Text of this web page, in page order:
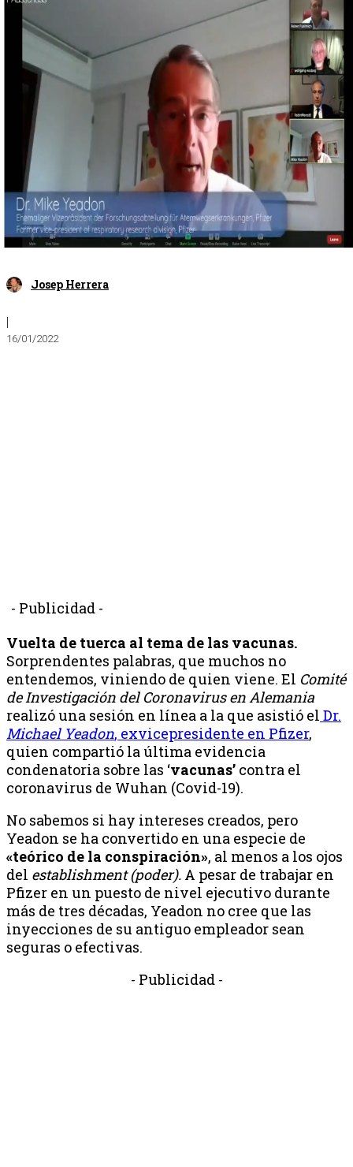
Josep Herrera
|
16/01/2022
- Publicidad -
Vuelta de tuerca al tema de las vacunas.
Sorprendentes palabras, que muchos no
entendemos, viniendo de quien viene. El Comité
de Investigación del Coronavirus en Alemania
realizó una sesión en línea a la que asistió el Dr.
Michael Yeadon, exvicepresidente en Pfizer,
quien compartió la última evidencia
condenatoria sobre las ‘vacunas’ contra el
coronavirus de Wuhan (Covid-19).
No sabemos si hay intereses creados, pero
Yeadon se ha convertido en una especie de
«teórico de la conspiración», al menos a los ojos
del establishment (poder). A pesar de trabajar en
Pfizer en un puesto de nivel ejecutivo durante
más de tres décadas, Yeadon no cree que las
inyecciones de su antiguo empleador sean
seguras o efectivas.
- Publicidad -